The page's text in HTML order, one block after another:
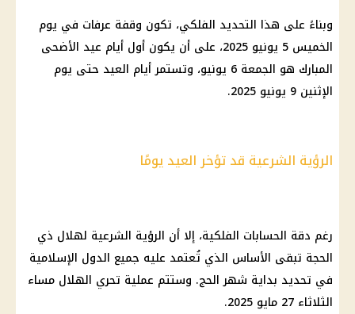
وبناءً على هذا التحديد الفلكي، تكون وقفة عرفات في يوم
الخميس 5 يونيو 2025، على أن يكون
أول أيام عيد الأضحى
المبارك هو الجمعة 6 يونيو، وتستمر أيام العيد حتى يوم
الإثنين 9 يونيو 2025.
الرؤية الشرعية قد تؤخر العيد يومًا
رغم دقة الحسابات الفلكية، إلا أن الرؤية الشرعية لهلال ذي
الحجة تبقى الأساس الذي تُعتمد عليه جميع الدول الإسلامية
في تحديد بداية شهر الحج. وستتم عملية تحري الهلال مساء
الثلاثاء 27
مايو 2025 .